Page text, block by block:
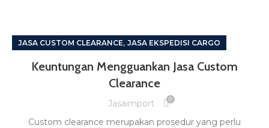
JASA CUSTOM CLEARANCE, JASA EKSPEDISI CARGO
Keuntungan Mengguankan Jasa Custom
Clearance
Jasaimport 0
Custom clearance merupakan prosedur yang perlu